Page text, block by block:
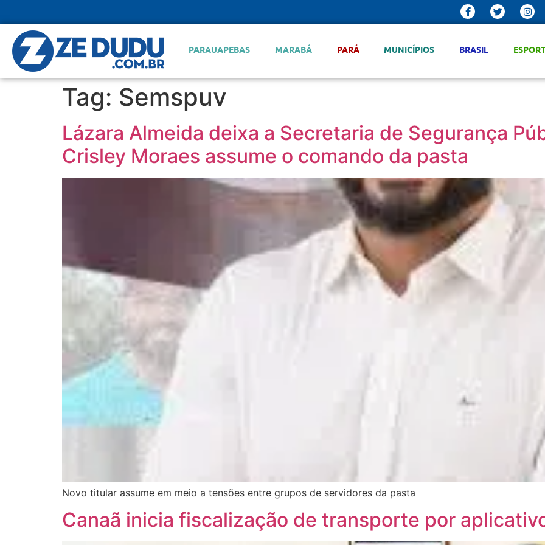
PARAUAPEBAS MARABÁ PARÁ MUNICÍPIOS BRASIL
Tag: Semspuv
Lázara Almeida deixa a Secretaria de Segurança
Crisley Moraes assume o comando da pasta
Novo titular assume em meio a tensões entre grupos de servidores da pasta
Canaã inicia fiscalização de transporte por